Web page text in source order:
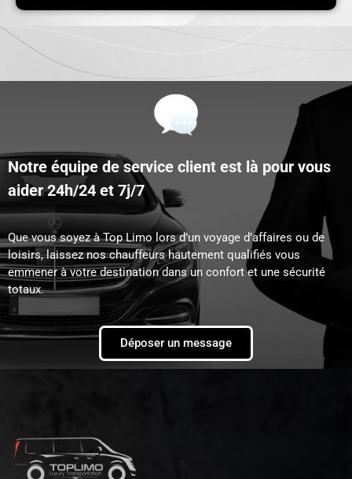
Notre équipe de service client est là pour vous
aider 24h/24 et 7j/7
Que vous soyez à Top Limo lors d’un voyage d’affaires ou de
loisirs, laissez nos chauffeurs hautement qualifiés vous
emmener à votre destination dans un confort et une sécurité
totaux.
Déposer un message